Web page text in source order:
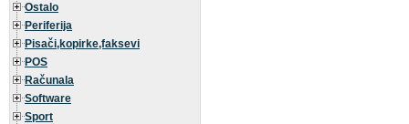
Ostalo
Periferija
Pisači,kopirke,faksevi
POS
Računala
Software
Sport